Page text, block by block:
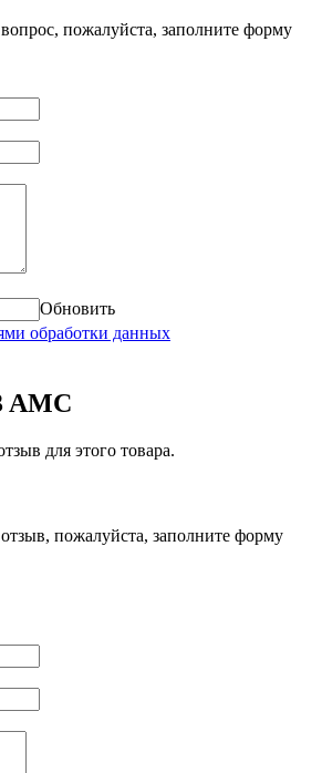
пожалуйста, заполните форму
Обновить
обработки данных
AMC
для этого товара.
пожалуйста, заполните форму